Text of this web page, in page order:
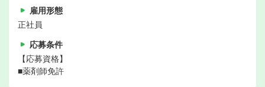
雇用形態
正社員
応募条件
【応募資格】
■薬剤師免許